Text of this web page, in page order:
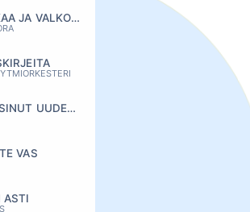
MANSIKKAA JA VALKOAPILAA
LÖYDÄN SINUT UUDESTAAN
VAS
ASTI